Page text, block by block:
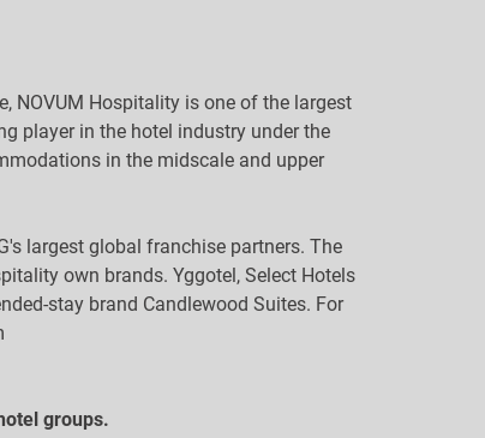
NOVUM Hospitality is one of the largest
player in the hotel industry under the
in the midscale and upper
largest global franchise partners. The
own brands. Yggotel, Select Hotels
stay brand Candlewood Suites. For
groups.